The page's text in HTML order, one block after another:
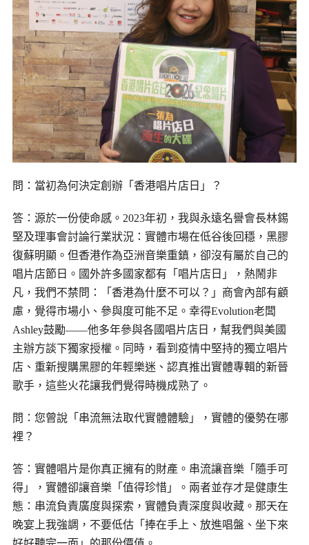
問：當初為何決定創辦「香港唱片店日」？
答：源於一份使命感。 2023年初，我與永遠名譽會長林錫
堅及理事會討論行業狀況：實體市場在低谷後回穩，黑膠
復蘇明顯。但香港作為亞洲音樂重鎮，卻沒有屬於自己的
唱片店節日。國外許多國家都有「唱片店日」，熱鬧非
凡，我們不禁問：「香港為什麼不可以？」商會內部有顧
慮，覺得市場小、參與度可能不足。幸得Evolution老闆
Ashley鼓勵——他多年參與各國唱片店日，幫我們與美國
主辦方談下獨家授權。同時，看到疫情中堅持的獨立唱片
店、重新搜購黑膠的年輕樂迷、認真推出實體專輯的新晉
歌手，這些火花讓我們覺得時機成熟了。
問：您曾說「串流無法取代實體體驗」，實體的優勢在哪
裡？
答：實體唱片是你真正擁有的財產。串流讓音樂「隨手可
得」，實體卻讓音樂「值得珍惜」。兩者並存才是健康生
態：串流負責廣度與探索，實體負責深度與收藏。那天在
晚宴上我強調，不要低估「捧在手上、放進唱盤、坐下來